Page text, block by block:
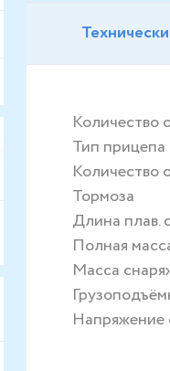
Количество
Тип прицепа
Количество
Тормоза
Длина плав.
Полная
Масса
Напряжение